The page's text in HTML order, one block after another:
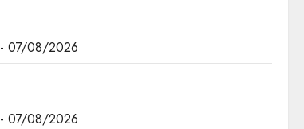
- 07/08/2026
- 07/08/2026